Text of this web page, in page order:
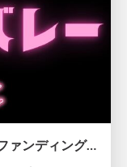
プロトアウト LT祭 Vol.04 クラウドファンディング応援大会